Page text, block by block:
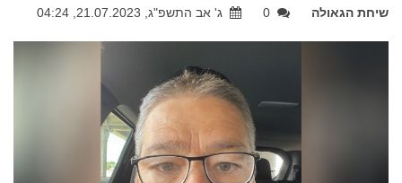
שיחת הגאולה 0 ג' אב התשפ"ג, 21.07.2023, 04:24